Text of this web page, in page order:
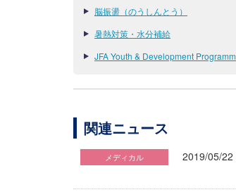
脳振盪（のうしんとう）
暑熱対策・水分補給
JFA Youth & Development
関連ニュース
メディカル 2019/05/22